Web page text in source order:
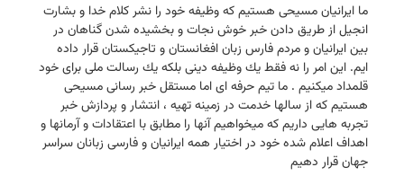
ما ایرانیان مسیحی هستیم كه وظیفه خود را نشر كلام خدا و بشارت
انجیل از طریق دادن خبر خوش نجات و بخشیده شدن گناهان در
بین ایرانیان و مردم فارس زبان افغانستان و تاجیكستان قرار داده
ایم. این امر را نه فقط یك وظیفه دینی بلكه یك رسالت ملی برای خود
قلمداد میكنیم . ما تیم حرفه ای اما مستقل خبر رسانی مسیحی
هستیم كه از سالها خدمت در زمینه تهیه ، انتشار و پردازش خبر
تجربه هایی داریم كه میخواهیم آنها را مطابق با اعتقادات و آرمانها و
اهداف اعلام شده خود در اختیار همه ایرانیان و فارسی زبانان سراسر
جهان قرار دهیم